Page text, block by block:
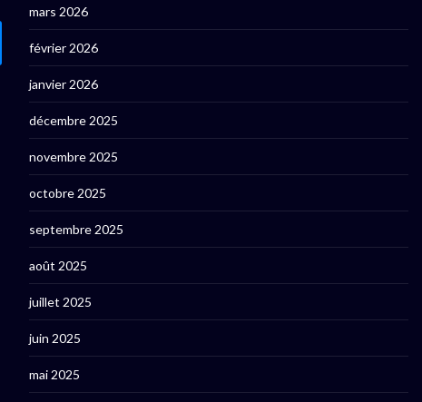
mars 2026
février 2026
janvier 2026
décembre 2025
novembre 2025
octobre 2025
septembre 2025
août 2025
juillet 2025
juin 2025
mai 2025